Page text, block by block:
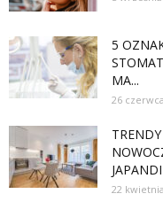
5
MA...
26
JAPANDI
22